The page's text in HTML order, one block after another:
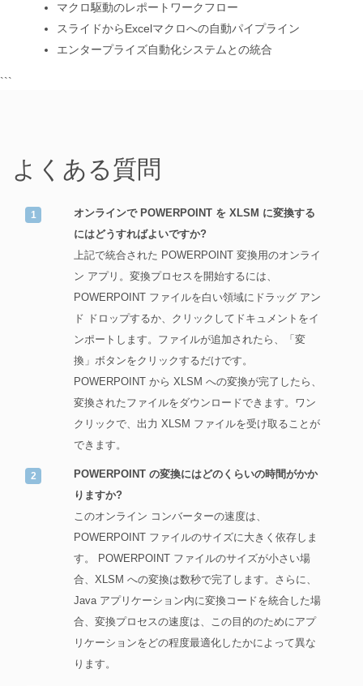
マクロ駆動のレポートワークフロー
スライドからExcelマクロへの自動パイプライン
エンタープライズ自動化システムとの統合
```
よくある質問
オンラインで POWERPOINT を XLSM に変換する
にはどうすればよいですか?
上記で統合された POWERPOINT 変換用のオンライ
ン アプリ。変換プロセスを開始するには、
POWERPOINT ファイルを白い領域にドラッグ アン
ド ドロップするか、クリックしてドキュメントをイ
ンポートします。ファイルが追加されたら、「変
換」ボタンをクリックするだけです。
POWERPOINT から XLSM への変換が完了したら、
変換されたファイルをダウンロードできます。ワン
クリックで、出力 XLSM ファイルを受け取ることが
できます。
POWERPOINT の変換にはどのくらいの時間がかか
りますか?
このオンライン コンバーターの速度は、
POWERPOINT ファイルのサイズに大きく依存しま
す。 POWERPOINT ファイルのサイズが小さい場
合、XLSM への変換は数秒で完了します。さらに、
Java アプリケーション内に変換コードを統合した場
合、変換プロセスの速度は、この目的のためにアプ
リケーションをどの程度最適化したかによって異な
ります。